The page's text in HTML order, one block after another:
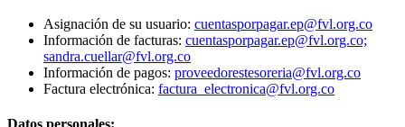
Asignación de su usuario: cuentasporpagar.ep@fvl.org.co
Información de facturas: cuentasporpagar.ep@fvl.org.co;
sandra.cuellar@fvl.org.co
Información de pagos: proveedorestesoreria@fvl.org.co
Factura electrónica: factura_electronica@fvl.org.co
Datos personales: